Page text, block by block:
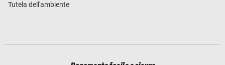
Tutela dell'ambiente